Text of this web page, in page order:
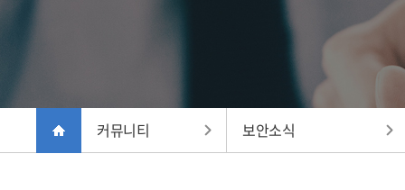
커뮤니티 보안소식